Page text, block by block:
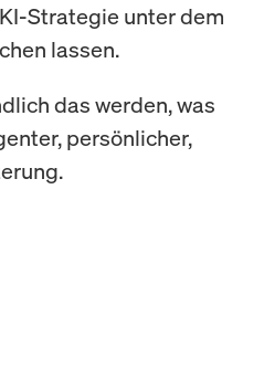
Strategie unter dem
lassen.
das werden, was
persönlicher,